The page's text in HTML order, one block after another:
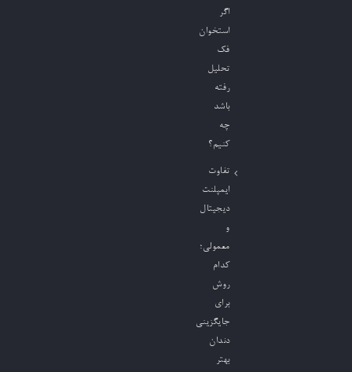
اگر
استخوان
فک
تحلیل
رفته
باشد
چه
کنیم؟
تفاوت
ایمپلنت
دیجیتال
و
معمولی؛
کدام
روش
برای
جایگزینی
دندان
بهتر